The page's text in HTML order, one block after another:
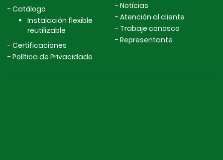
Catálogo
Instalación flexible
reutilizable
Certificaciones
Política de Privacidade
Notícias
Atención al cliente
Trabaje conosco
Representante